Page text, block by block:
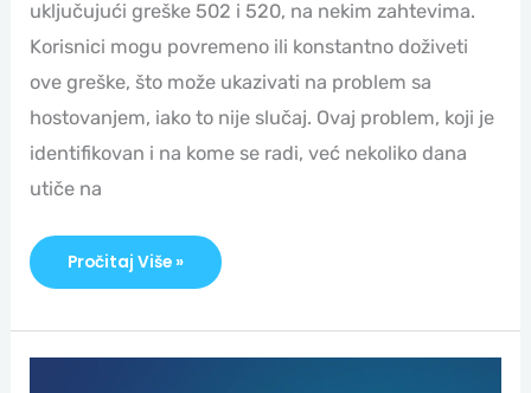
uključujući greške 502 i 520, na nekim zahtevima.
Korisnici mogu povremeno ili konstantno doživeti
ove greške, što može ukazivati na problem sa
hostovanjem, iako to nije slučaj. Ovaj problem, koji je
identifikovan i na kome se radi, već nekoliko dana
utiče na
Pročitaj Više »
Plugin